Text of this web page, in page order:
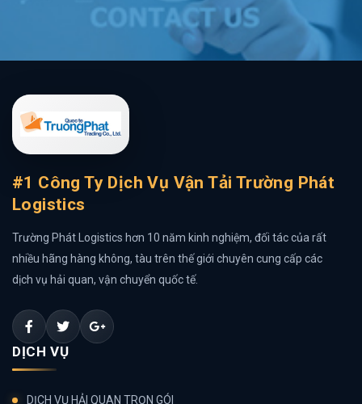
#1 Công Ty Dịch Vụ Vận Tải Trường Phát
Logistics
Trường Phát Logistics hơn 10 năm kinh nghiệm, đối tác của rất
nhiều hãng hàng không, tàu trên thế giới chuyên cung cấp các
dịch vụ hải quan, vận chuyển quốc tế.
DỊCH VỤ
DỊCH VỤ HẢI QUAN TRỌN GÓI